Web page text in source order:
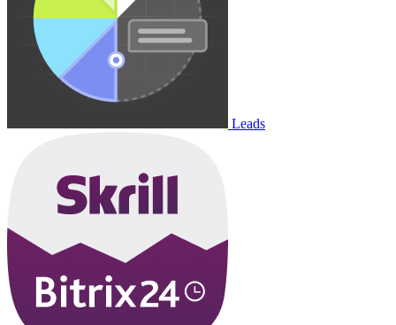
Leads